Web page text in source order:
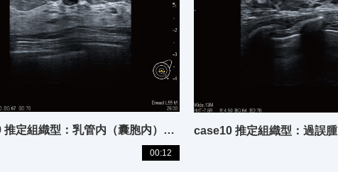
case09 推定組織型：乳管内（囊胞内）乳頭腫、非浸潤性乳管癌
00:12
case10 推定組織型：過誤腫